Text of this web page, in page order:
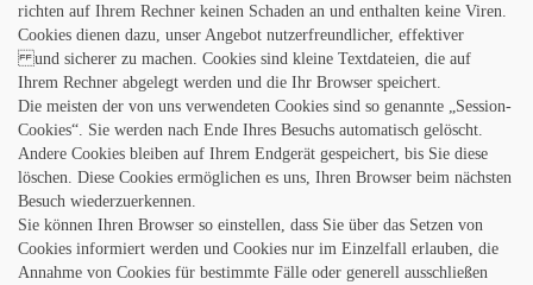
richten auf Ihrem Rechner keinen Schaden an und enthalten keine Viren.
Cookies dienen dazu, unser Angebot nutzerfreundlicher, effektiver
und sicherer zu machen. Cookies sind kleine Textdateien, die auf
Ihrem Rechner abgelegt werden und die Ihr Browser speichert.
Die meisten der von uns verwendeten Cookies sind so genannte „Session-
Cookies“. Sie werden nach Ende Ihres Besuchs automatisch gelöscht.
Andere Cookies bleiben auf Ihrem Endgerät gespeichert, bis Sie diese
löschen. Diese Cookies ermöglichen es uns, Ihren Browser beim nächsten
Besuch wiederzuerkennen.
Sie können Ihren Browser so einstellen, dass Sie über das Setzen von
Cookies informiert werden und Cookies nur im Einzelfall erlauben, die
Annahme von Cookies für bestimmte Fälle oder generell ausschließen